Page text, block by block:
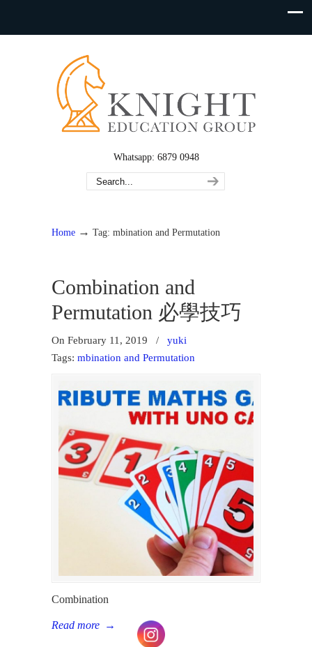
Whatsapp: 6879 0948
Home → Tag: mbination and Permutation
Combination and
Permutation 必學技巧
On February 11, 2019 /
yuki
Tags: mbination and Permutation
Combination
Read more →